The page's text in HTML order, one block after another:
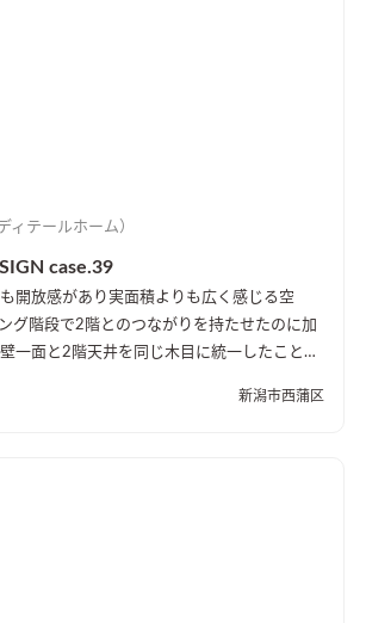
ィテールホーム）
case.39
開放感があり実面積よりも広く感じる空
一面と2階天井を同じ木目に統一したことに
演出しました。 趣味のピアノ室は、
を壁一面に設け、屋外への防音効果も担って
新潟市西蒲区